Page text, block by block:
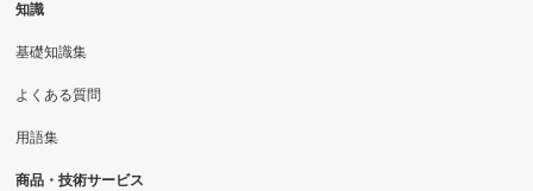
知識
基礎知識集
よくある質問
用語集
商品・技術サービス